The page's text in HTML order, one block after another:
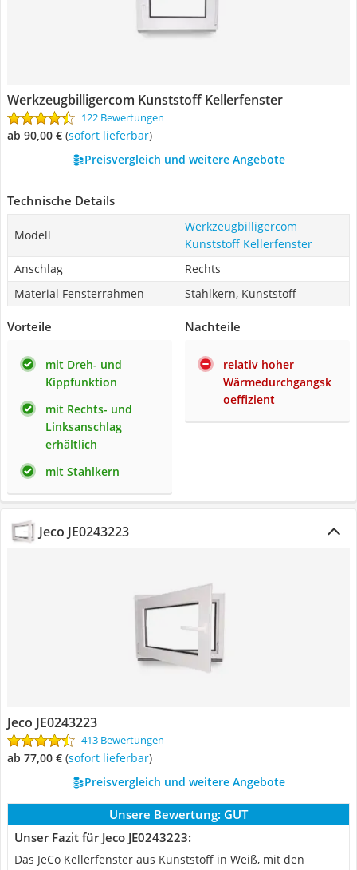
Werkzeugbilligercom Kunststoff Kellerfenster
122 Bewertungen
ab 90,00 € ( Sofort lieferbar)
Preisvergleich und weitere Angebote
Technische Details
Modell
Werkzeugbilligercom
Kunststoff Kellerfenster
Anschlag
Rechts
Material Fensterrahmen
Stahlkern, Kunststoff
Vorteile
mit Dreh- und
Kippfunktion
mit Rechts- und
Linksanschlag
erhältlich
mit Stahlkern
Nachteile
relativ hoher
Wärmedurchgangsk
oeffizient
Jeco JE0243223
Jeco JE0243223
413 Bewertungen
ab 77,00 € ( Sofort lieferbar)
Preisvergleich und weitere Angebote
Unsere Bewertung: GUT
Unser Fazit für Jeco JE0243223:
Das JeCo Kellerfenster aus Kunststoff in Weiß, mit den